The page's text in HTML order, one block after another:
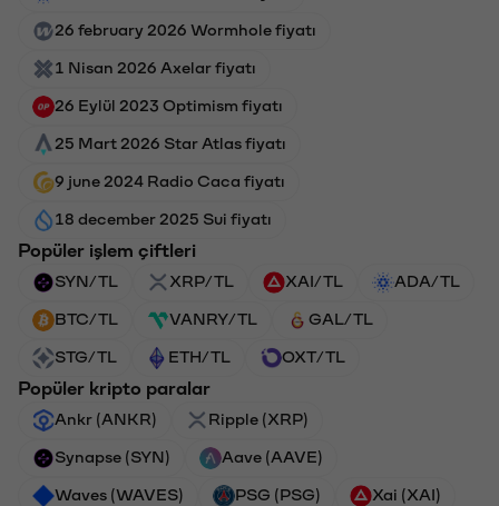
26 february 2026 Wormhole fiyatı
1 Nisan 2026 Axelar fiyatı
26 Eylül 2023 Optimism fiyatı
25 Mart 2026 Star Atlas fiyatı
9 june 2024 Radio Caca fiyatı
18 december 2025 Sui fiyatı
Popüler işlem çiftleri
SYN/TL XRP/TL XAI/TL ADA/TL
BTC/TL VANRY/TL GAL/TL
STG/TL ETH/TL OXT/TL
Popüler kripto paralar
Ankr (ANKR) Ripple (XRP)
Synapse (SYN) Aave (AAVE)
Waves (WAVES) PSG (PSG) Xai (XAI)